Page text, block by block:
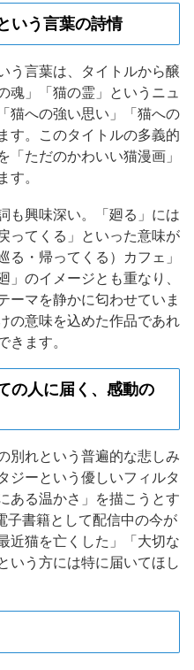
いう言葉の詩情
う言葉は、タイトルから醸
魂」「猫の霊」というニュ
猫への強い思い」「猫への
す。このタイトルの多義的
「ただのかわいい猫漫画」
す。
も興味深い。「廻る」には
ってくる」といった意味が
る・帰ってくる）カフェ」
」のイメージとも重なり、
ーマを静かに匂わせていま
の意味を込めた作品であれ
きます。
の人に届く、感動の
別れという普遍的な悲しみ
ジーという優しいフィルタ
ある温かさ」を描こうとす
子書籍として配信中の今が
近猫を亡くした」「大切な
いう方には特に届いてほし